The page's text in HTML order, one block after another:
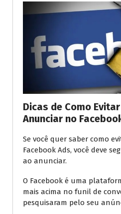
Dicas de Como
Anunciar no
Se você quer saber como
Facebook Ads, você deve
ao anunciar.
O Facebook é uma
mais acima no funil de
pesquisaram pelo seu